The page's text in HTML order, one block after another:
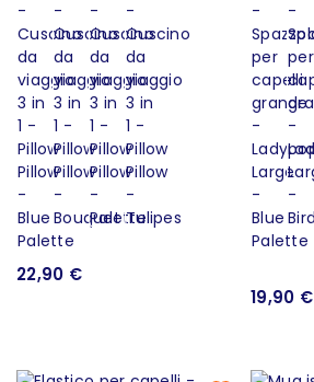
22,90 €
19,90 €